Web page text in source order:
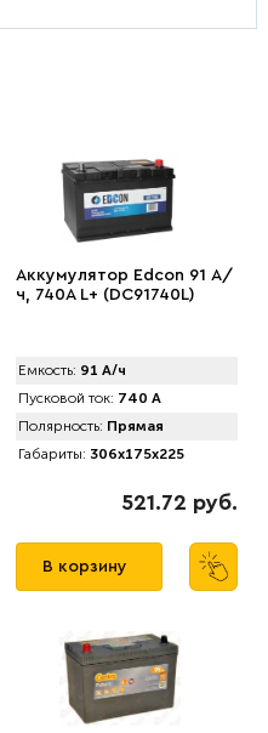
Аккумулятор Edcon 91 А/
ч, 740A L+ (DC91740L)
Емкость: 91 А/ч
Пусковой ток: 740 А
Полярность: Прямая
Габариты: 306x175x225
521.72 руб.
В корзину